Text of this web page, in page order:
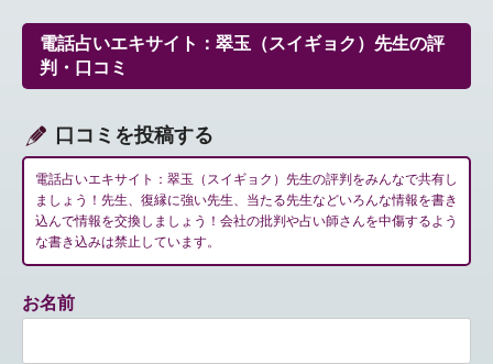
ー
シ
ョ
電話占いエキサイト：翠玉（スイギョク）先生の評
判・口コミ
口コミを投稿する
電話占いエキサイト：翠玉（スイギョク）先生の評判をみんなで共有し
ましょう！先生、復縁に強い先生、当たる先生などいろんな情報を書き
込んで情報を交換しましょう！会社の批判や占い師さんを中傷するよう
な書き込みは禁止しています。
お名前